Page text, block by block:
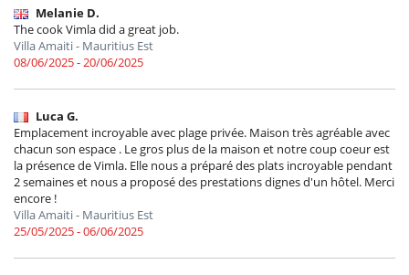
Melanie D.
The cook Vimla did a great job.
Villa Amaiti - Mauritius Est
08/06/2025 - 20/06/2025
Luca G.
Emplacement incroyable avec plage privée. Maison très agréable avec
chacun son espace . Le gros plus de la maison et notre coup coeur est
la présence de Vimla. Elle nous a préparé des plats incroyable pendant
2 semaines et nous a proposé des prestations dignes d'un hôtel. Merci
encore !
Villa Amaiti - Mauritius Est
25/05/2025 - 06/06/2025